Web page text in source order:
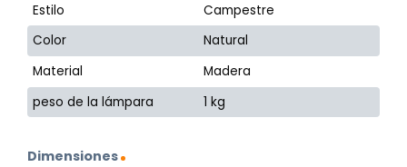
Estilo
Campestre
Color
Natural
Material
Madera
peso de la lámpara
1 kg
Dimensiones